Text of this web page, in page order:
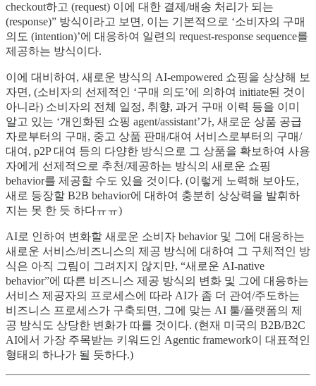
checkout하고 (request) 이에 대한 결제/배송 처리가 되는
(response)” 방식이라고 보면, 이는 기본적으로 ‘소비자의 구매
의도 (intention)’에 대응하여 일련의 request-response sequence를
제공하는 방식이다.
이에 대비하여, 새로운 방식의 AI-empowered 쇼핑을 상상해 보
자면, (소비자의 선제적인 ‘구매 의도’에 의하여 initiate된 것이
아니라) 소비자의 전체 일정, 취향, 과거 구매 이력 등을 이미
알고 있는 ‘개인화된 쇼핑 agent/assistant’가, 새로운 상품 공급
자로부터의 구매, 중고 상품 판매/대여 서비스로부터의 구매/
대여, p2P 대여 등의 다양한 방식으로 그 상품을 확보하여 사용
자에게 선제적으로 추천/제공하는 방식의 새로운 쇼핑
behavior를 제공할 수도 있을 것이다. (이렇게 노력해 보아도,
새로 등장할 B2B behavior에 대하여 충분히 상상력을 발휘하
지는 못 한 듯 하다ㅠㅠ)
AI로 인하여 변화할 새로운 소비자 behavior 및 그에 대응하는
새로운 서비스/비즈니스의 제공 방식에 대하여 그 구체적인 방
식은 아직 그림이 그려지지 않지만, “새로운 AI-native
behavior”에 따른 비즈니스 제공 방식의 변화 및 그에 대응하는
서비스 제공자의 프로세스에 따라 AI가 좀 더 관여/주도하는
비즈니스 프로세스가 구축되면, 그에 맞는 AI 툴/플랫폼의 제
공 방식도 상당한 변화가 따를 것이다. (현재 미국의 B2B/B2C
AI에서 가장 주목받는 키워드인 Agentic framework이 대표적인
형태의 하나가 될 듯하다.)